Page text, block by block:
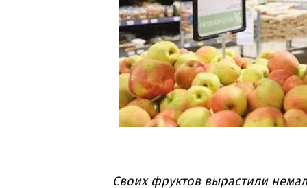
Своих фруктов вырастили